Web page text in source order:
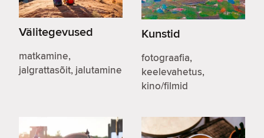
Välitegevused
matkamine,
jalgrattasõit, jalutamine
Kunstid
fotograafia,
keelevahetus,
kino/filmid